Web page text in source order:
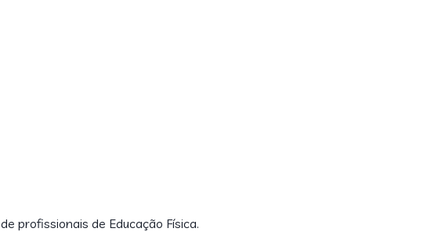
profissionais de Educação Física.